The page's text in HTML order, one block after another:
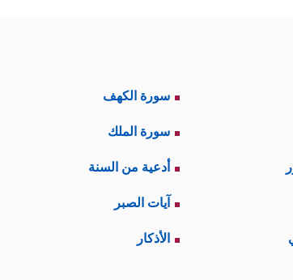
سورة الكهف
سورة الملك
أدعية من السنة
آيات الصبر
الأذكار